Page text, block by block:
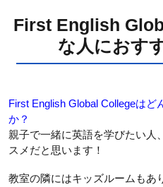
First English
な人におす
First English Global Collegeは
か？
親子で一緒に英語を学びたい人
スメだと思います！
教室の隣にはキッズルームもあ